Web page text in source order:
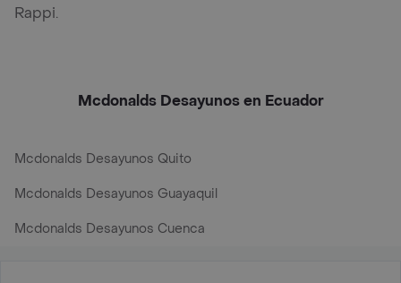
Rappi.
Mcdonalds Desayunos en Ecuador
Mcdonalds Desayunos Quito
Mcdonalds Desayunos Guayaquil
Mcdonalds Desayunos Cuenca